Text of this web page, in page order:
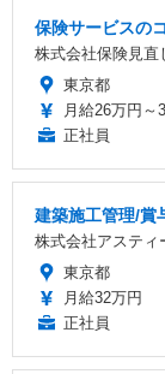
保険サービスの
株式会社保険見直
東京都
月給26万円～
正社員
建築施工管理/賞
株式会社アスティ
東京都
月給32万円
正社員